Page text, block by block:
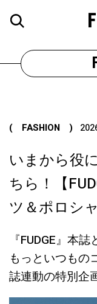
( FASHION )
いまから役
ちら！【
ツ＆ポロシ
『FUDGE』本
もっといつもの
誌連動の特別企